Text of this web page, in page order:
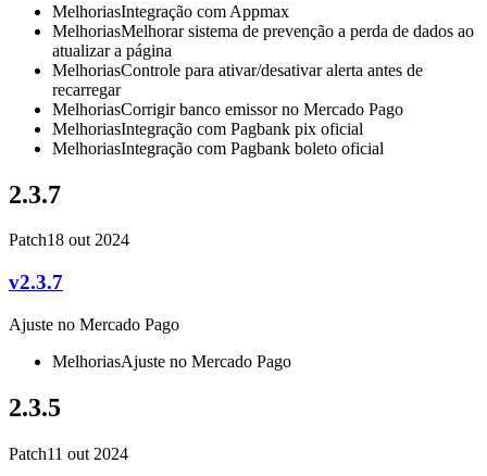
MelhoriasIntegração com Appmax
MelhoriasMelhorar sistema de prevenção a perda de dados ao
atualizar a página
MelhoriasControle para ativar/desativar alerta antes de
recarregar
MelhoriasCorrigir banco emissor no Mercado Pago
MelhoriasIntegração com Pagbank pix oficial
MelhoriasIntegração com Pagbank boleto oficial
2.3.7
Patch18 out 2024
v2.3.7
Ajuste no Mercado Pago
MelhoriasAjuste no Mercado Pago
2.3.5
Patch11 out 2024